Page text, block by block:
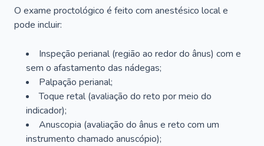
O exame proctológico é feito com anestésico local e
pode incluir:
Inspeção perianal (região ao redor do ânus) com e
sem o afastamento das nádegas;
Palpação perianal;
Toque retal (avaliação do reto por meio do
indicador);
Anuscopia (avaliação do ânus e reto com um
instrumento chamado anuscópio);